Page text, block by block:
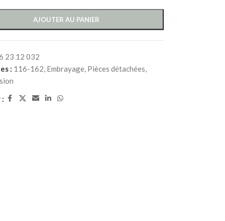
AJOUTER AU PANIER
23 12 032
: 116-162, Embrayage, Pièces détachées,